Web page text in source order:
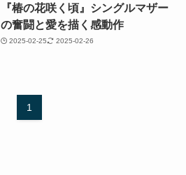
『椿の花咲く頃』シングルマザー
の奮闘と愛を描く感動作
2025-02-25 2025-02-26
1